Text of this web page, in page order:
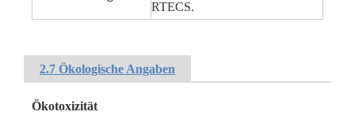
RTECS.
2.7 Ökologische Angaben
Ökotoxizität